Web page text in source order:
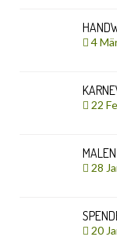
4
22
28
20